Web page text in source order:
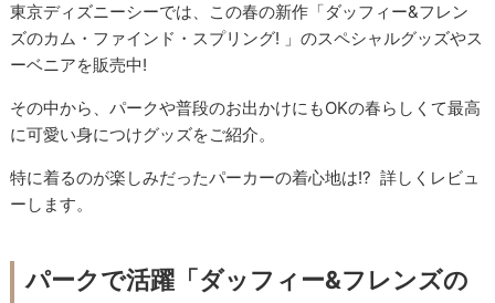
東京ディズニーシーでは、この春の新作「ダッフィー&フレン
ズのカム・ファインド・スプリング! 」のスペシャルグッズやス
ーベニアを販売中!
その中から、パークや普段のお出かけにもOKの春らしくて最高
に可愛い身につけグッズをご紹介。
特に着るのが楽しみだったパーカーの着心地は!? 詳しくレビュ
ーします。
パークで活躍「ダッフィー&フレンズの